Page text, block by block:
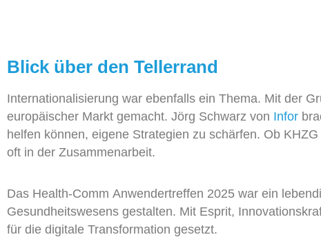
Blick über den Tellerrand
Internationalisierung war ebenfalls ein Thema. Mit der
europäischer Markt gemacht. Jörg Schwarz von Infor
helfen können, eigene Strategien zu schärfen. Ob
oft in der Zusammenarbeit.
Das Health-Comm Anwendertreffen 2025 war ein
Gesundheitswesens gestalten. Mit Esprit,
für die digitale Transformation gesetzt.